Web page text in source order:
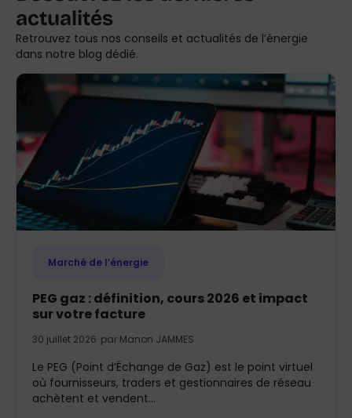
actualités
Retrouvez tous nos conseils et actualités de l’énergie
dans notre blog dédié.
Marché de l’énergie
PEG gaz : définition, cours 2026 et impact
sur votre facture
30 juillet 2026· par Manon JAMMES
Le PEG (Point d’Échange de Gaz) est le point virtuel
où fournisseurs, traders et gestionnaires de réseau
achètent et vendent...